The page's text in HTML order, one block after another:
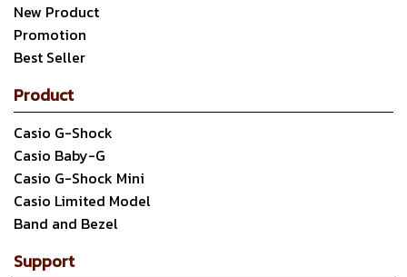
New Product
Promotion
Best Seller
Product
Casio G-Shock
Casio Baby-G
Casio G-Shock Mini
Casio Limited Model
Band and Bezel
Support